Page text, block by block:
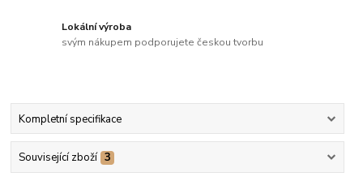
Lokální výroba
svým nákupem podporujete českou tvorbu
Kompletní specifikace
Související zboží 3